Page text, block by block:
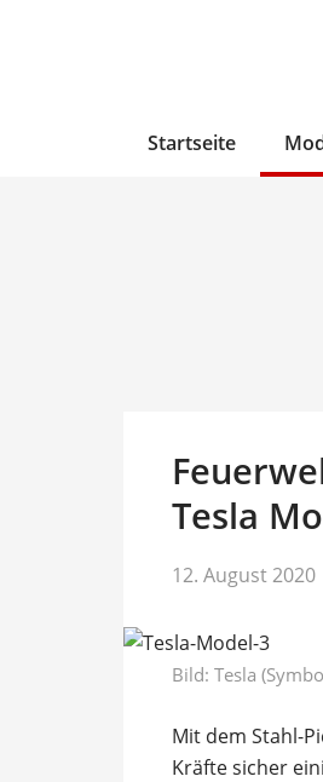
Startseite
Tesla
12. August 2020
Bild: Tesla
Mit dem Stahl-
Kräfte sicher